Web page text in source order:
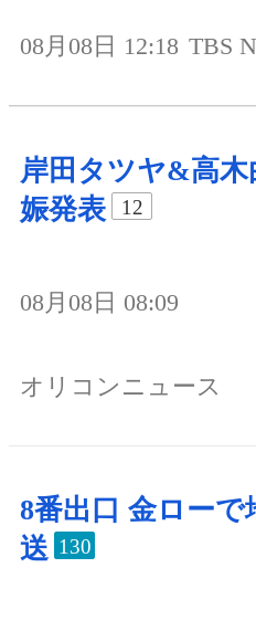
08月08日 12:18 TBS
岸田タツヤ&高木
娠発表
12
08月08日 08:09
オリコンニュース
8番出口 金ローで
送 130